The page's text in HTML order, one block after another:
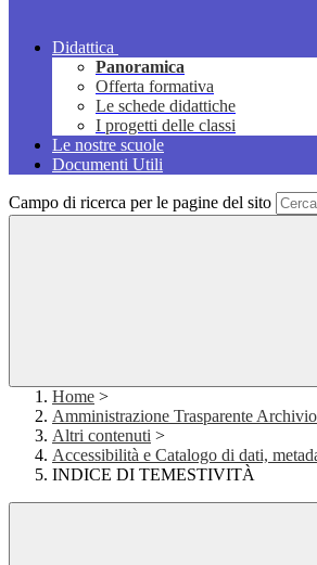
Didattica
Panoramica
Offerta formativa
Le schede didattiche
I progetti delle classi
Le nostre scuole
Documenti Utili
Campo di ricerca per le pagine del sito
Home >
Amministrazione Trasparente
Altri contenuti >
Accessibilità e Catalogo di dati,
INDICE DI TEMESTIVITÀ